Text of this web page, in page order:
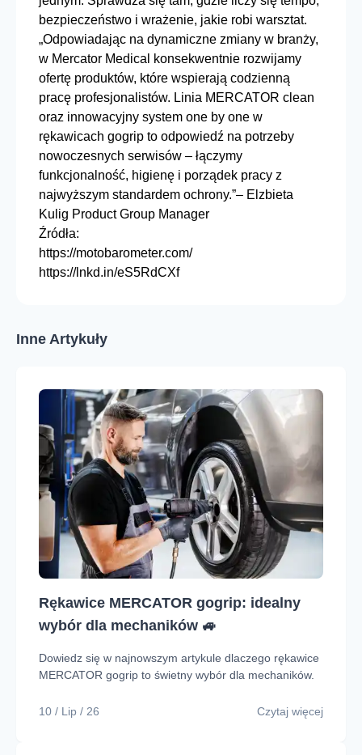
bezpieczeństwo i wrażenie, jakie robi warsztat.
„Odpowiadając na dynamiczne zmiany w branży,
w Mercator Medical
konsekwentnie rozwijamy
ofertę produktów, które wspierają codzienną
pracę profesjonalistów. Linia MERCATOR clean
oraz innowacyjny system one by one w
rękawicach gogrip to odpowiedź na potrzeby
nowoczesnych serwisów – łączymy
funkcjonalność, higienę i porządek pracy z
najwyższym standardem ochrony.”– Elzbieta
Kulig Product Group Manager
Źródła:
https://motobarometer.com/
https://lnkd.in/eS5RdCXf
Inne Artykuły
Rękawice MERCATOR gogrip: idealny
wybór dla mechaników 🚙
Dowiedz się w najnowszym artykule dlaczego rękawice
MERCATOR gogrip to świetny wybór dla mechaników.
10 / Lip / 26 Czytaj więcej